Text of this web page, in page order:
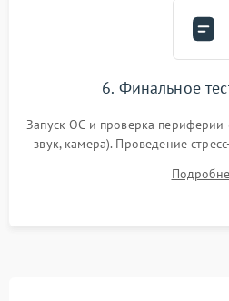
6. Финальное
Запуск ОС и проверка периферии
звук, камера). Проведение
для контроля температурного
системы под